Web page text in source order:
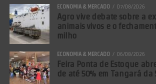
ECONOMIA & MERCADO 07/08/2026
Agro vive debate sobre a
animais vivos e o
milho
ECONOMIA & MERCADO 06/08/2026
Feira Ponta de Estoque
de até 50% em Tangará da